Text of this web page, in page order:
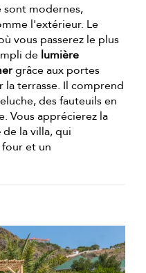
sont modernes,
l'extérieur. Le
vous passerez le plus
de lumière
grâce aux portes
terrasse. Il comprend
des fauteuils en
Vous apprécierez la
de la villa, qui
et un